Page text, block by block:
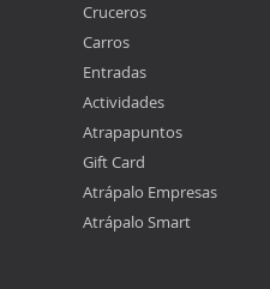
Cruceros
Carros
Entradas
Actividades
Atrapapuntos
Gift Card
Atrápalo Empresas
Atrápalo Smart